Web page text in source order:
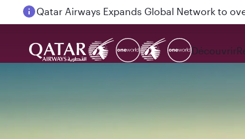
Passengers flying between Doha and
Découvrir